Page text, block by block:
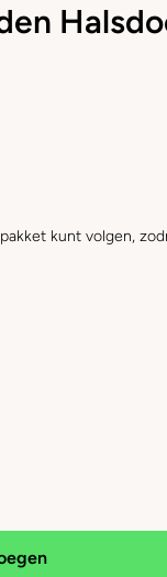
kunt volgen,